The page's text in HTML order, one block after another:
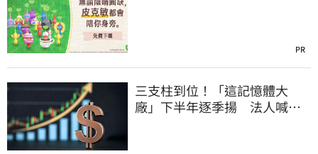
PR
三支柱到位！「這記憶體大
廠」下半年逐季揚 法人喊